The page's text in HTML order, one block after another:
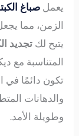
يعملصباغ
الزمن، مما
يتيح لكتجديد
المتناسبة مع
تكون دائمًا في
والدهانات
وطويلة الأمد.